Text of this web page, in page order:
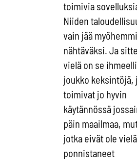
toimivia
Niiden
vain jää
nähtäväksi. Ja
vielä on se
joukko keksintöjä,
toimivat jo hyvin
käytännössä
päin maailmaa,
jotka eivät ole vielä
ponnistaneet